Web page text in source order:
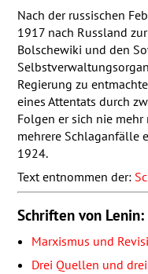
Nach der russischen
1917 nach Russland
Bolschewiki und den
Regierung zu
eines Attentats durch
Folgen er sich nie
mehrere Schlaganfälle
1924.
Text entnommen der:
Schriften von Lenin:
Marxismus und
Drei Quellen und